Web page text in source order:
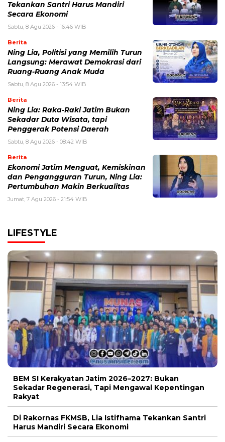
Tekankan Santri Harus Mandiri
Secara Ekonomi
Sabtu, 8 Agu 2026 - 16:46 WIB
Berita
Ning Lia, Politisi yang Memilih Turun
Langsung: Merawat Demokrasi dari
Ruang-Ruang Anak Muda
Sabtu, 8 Agu 2026 - 13:54 WIB
Berita
Ning Lia: Raka-Raki Jatim Bukan
Sekadar Duta Wisata, tapi
Penggerak Potensi Daerah
Sabtu, 8 Agu 2026 - 08:42 WIB
Berita
Ekonomi Jatim Menguat, Kemiskinan
dan Pengangguran Turun, Ning Lia:
Pertumbuhan Makin Berkualitas
Jumat, 7 Agu 2026 - 21:54 WIB
LIFESTYLE
BEM SI Kerakyatan Jatim 2026–2027: Bukan
Sekadar Regenerasi, Tapi Mengawal Kepentingan
Rakyat
Di Rakornas FKMSB, Lia Istifhama Tekankan Santri
Harus Mandiri Secara Ekonomi